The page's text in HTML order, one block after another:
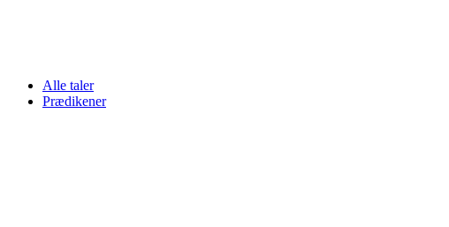
Alle taler
Prædikener